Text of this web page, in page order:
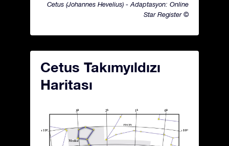
Cetus (Johannes Hevelius) - Adaptasyon: Online
Star Register ©
Cetus Takımyıldızı
Haritası